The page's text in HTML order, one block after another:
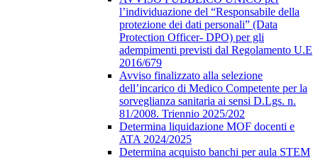
l’individuazione del “Responsabile della
protezione dei dati personali” (Data
Protection Officer- DPO) per gli
adempimenti previsti dal Regolamento U.E
2016/679
Avviso finalizzato alla selezione
dell’incarico di Medico Competente per la
sorveglianza sanitaria ai sensi D.Lgs. n.
81/2008. Triennio 2025/202
Determina liquidazione MOF docenti e
ATA 2024/2025
Determina acquisto banchi per aula STEM